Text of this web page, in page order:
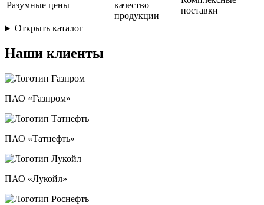
Разумные цены
качество
продукции
поставки
Открыть каталог
Наши клиенты
ПАО «Газпром»
ПАО «Татнефть»
ПАО «Лукойл»